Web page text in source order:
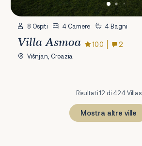
8 Ospiti 4 Camere 4 Bagni
Villa Asmoa 10.0 2
Višnjan, Croazia
Risultati 12 di 424 Villas
Mostra altre ville